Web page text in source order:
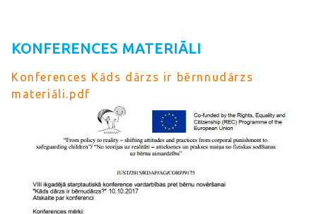
KONFERENCES MATERIĀLI
Konferences Kāds dārzs ir bērnnudārzs
materiāli.pdf